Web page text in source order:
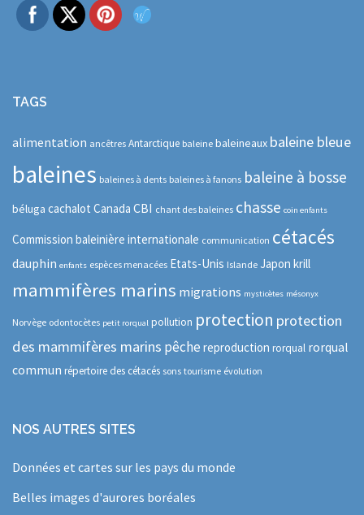
TAGS
alimentation ancêtres Antarctique baleine baleineaux baleine bleue
baleines baleines à dents baleines à fanons baleine à bosse
béluga cachalot Canada CBI chant des baleines chasse coin enfants
Commission baleinière internationale communication cétacés
dauphin enfants espèces menacées Etats-Unis Islande Japon krill
mammifères marins migrations mysticètes mésonyx
Norvège odontocètes petit rorqual pollution protection protection
des mammifères marins pêche reproduction rorqual rorqual
commun répertoire des cétacés sons tourisme évolution
NOS AUTRES SITES
Données et cartes sur les pays du monde
Belles images d'aurores boréales